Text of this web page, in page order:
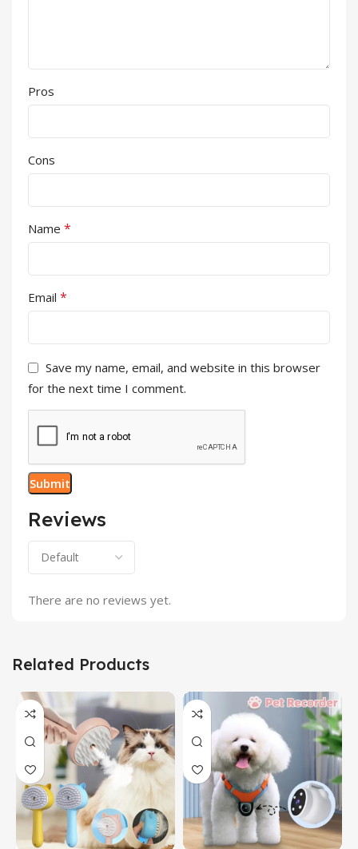
Reviews
There are no reviews yet.
Pros
Cons
Name *
Email *
Save my name, email, and website in this browser
for the next time I comment.
Related Products